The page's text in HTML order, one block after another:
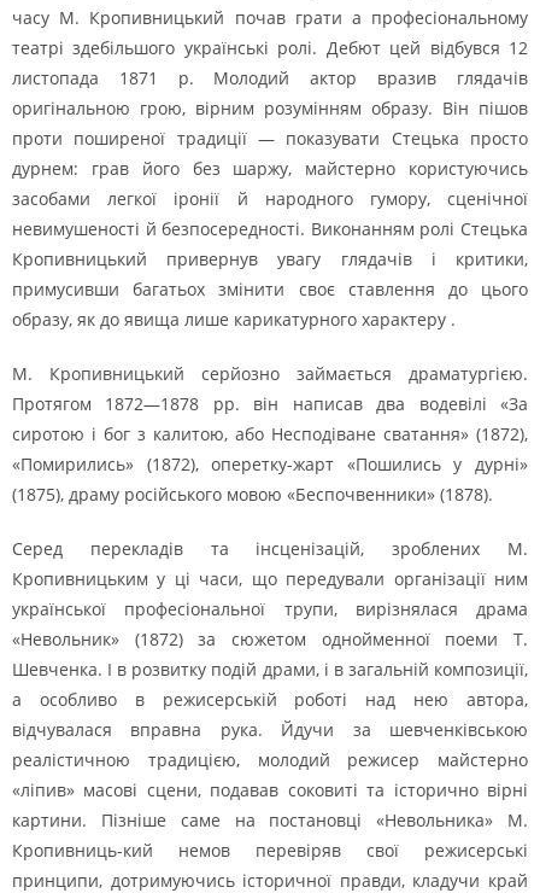
часу М. Кропивницький почав грати а професіональному
театрі здебільшого українські ролі. Дебют цей відбувся 12
листопада 1871 р. Молодий актор вразив глядачів
оригінальною грою, вірним розумінням образу. Він пішов
проти поширеної традиції — показувати Стецька просто
дурнем: грав його без шаржу, майстерно користуючись
засобами легкої іронії й народного гумору, сценічної
невимушеності й безпосередності. Виконанням ролі Стецька
Кропивницький привернув увагу глядачів і критики,
примусивши багатьох змінити своє ставлення до цього
образу, як до явища лише карикатурного характеру .
М. Кропивницький серйозно займається драматургією.
Протягом 1872—1878 рр. він написав два водевілі «За
сиротою і бог з калитою, або Несподіване сватання» (1872),
«Помирились» (1872), оперетку-жарт «Пошились у дурні»
(1875), драму російського мовою «Беспочвенники» (1878).
Серед перекладів та інсценізацій, зроблених М.
Кропивницьким у ці часи, що передували організації ним
української професіональної трупи, вирізнялася драма
«Невольник» (1872) за сюжетом однойменної поеми Т.
Шевченка. І в розвитку подій драми, і в загальній композиції,
а особливо в режисерській роботі над нею автора,
відчувалася вправна рука. Йдучи за шевченківською
реалістичною традицією, молодий режисер майстерно
«ліпив» масові сцени, подавав соковиті та історично вірні
картини. Пізніше саме на постановці «Невольника» М.
Кропивниць-кий немов перевіряв свої режисерські
принципи, дотримуючись історичної правди, кладучи край